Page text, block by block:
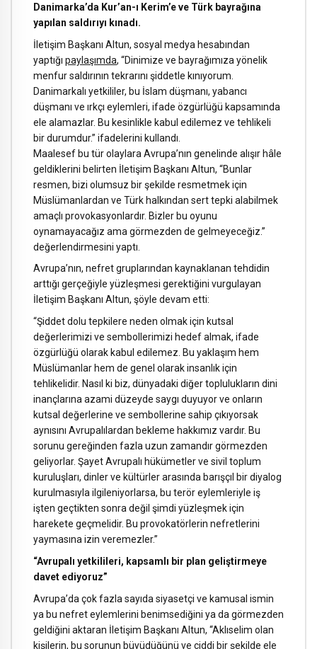
Danimarka’da Kur’an-ı Kerim’e ve Türk bayrağına
yapılan saldırıyı kınadı.
İletişim Başkanı Altun, sosyal medya hesabından
yaptığı paylaşımda, “Dinimize ve bayrağımıza yönelik
menfur saldırının tekrarını şiddetle kınıyorum.
Danimarkalı yetkililer, bu İslam düşmanı, yabancı
düşmanı ve ırkçı eylemleri, ifade özgürlüğü kapsamında
ele alamazlar. Bu kesinlikle kabul edilemez ve tehlikeli
bir durumdur.” ifadelerini kullandı.
Maalesef bu tür olaylara Avrupa’nın genelinde alışır hâle
geldiklerini belirten İletişim Başkanı Altun, “Bunlar
resmen, bizi olumsuz bir şekilde resmetmek için
Müslümanlardan ve Türk halkından sert tepki alabilmek
amaçlı provokasyonlardır. Bizler bu oyunu
oynamayacağız ama görmezden de gelmeyeceğiz.”
değerlendirmesini yaptı.
Avrupa’nın, nefret gruplarından kaynaklanan tehdidin
arttığı gerçeğiyle yüzleşmesi gerektiğini vurgulayan
İletişim Başkanı Altun, şöyle devam etti:
“Şiddet dolu tepkilere neden olmak için kutsal
değerlerimizi ve sembollerimizi hedef almak, ifade
özgürlüğü olarak kabul edilemez. Bu yaklaşım hem
Müslümanlar hem de genel olarak insanlık için
tehlikelidir. Nasıl ki biz, dünyadaki diğer toplulukların dini
inançlarına azami düzeyde saygı duyuyor ve onların
kutsal değerlerine ve sembollerine sahip çıkıyorsak
aynısını Avrupalılardan bekleme hakkımız vardır. Bu
sorunu gereğinden fazla uzun zamandır görmezden
geliyorlar. Şayet Avrupalı hükümetler ve sivil toplum
kuruluşları, dinler ve kültürler arasında barışçıl bir diyalog
kurulmasıyla ilgileniyorlarsa, bu terör eylemleriyle iş
işten geçtikten sonra değil şimdi yüzleşmek için
harekete geçmelidir. Bu provokatörlerin nefretlerini
yaymasına izin veremezler.”
“Avrupalı yetkilileri, kapsamlı bir plan geliştirmeye
davet ediyoruz”
Avrupa’da çok fazla sayıda siyasetçi ve kamusal ismin
ya bu nefret eylemlerini benimsediğini ya da görmezden
geldiğini aktaran İletişim Başkanı Altun, “Aklıselim olan
kişilerin, bu sorunun büyüdüğünü ve ciddi bir şekilde ele